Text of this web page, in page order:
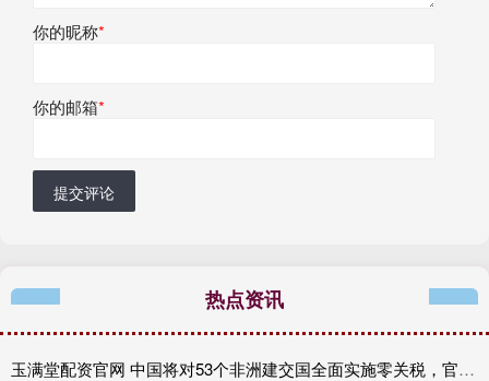
你的昵称*
你的邮箱*
提交评论
热点资讯
玉满堂配资官网 中国将对53个非洲建交国全面实施零关税，官方解读来了！